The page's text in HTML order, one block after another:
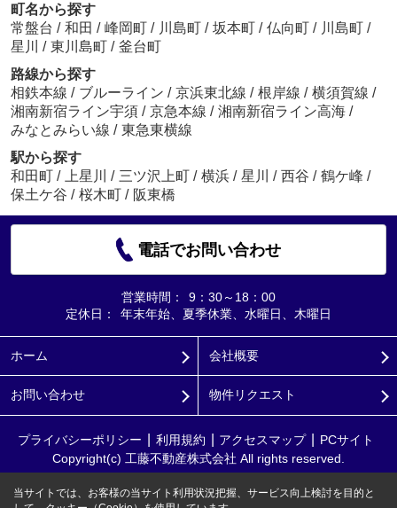
町名から探す
常盤台 / 和田 / 峰岡町 / 川島町 / 坂本町 / 仏向町 / 川島町 /
星川 / 東川島町 / 釜台町
路線から探す
相鉄本線 / ブルーライン / 京浜東北線 / 根岸線 / 横須賀線 /
湘南新宿ライン宇須 / 京急本線 / 湘南新宿ライン高海 /
みなとみらい線 / 東急東横線
駅から探す
和田町 / 上星川 / 三ツ沢上町 / 横浜 / 星川 / 西谷 / 鶴ケ峰 /
保土ケ谷 / 桜木町 / 阪東橋
電話でお問い合わせ
営業時間：
9：30～18：00
定休日：
年末年始、夏季休業、水曜日、木曜日
ホーム 会社概要
お問い合わせ 物件リクエスト
プライバシーポリシー 利用規約 アクセスマップ
PCサイト
Copyright(c) 工藤不動産株式会社 All rights reserved.
当サイトでは、お客様の当サイト利用状況把握、サービス向上検討を目的と